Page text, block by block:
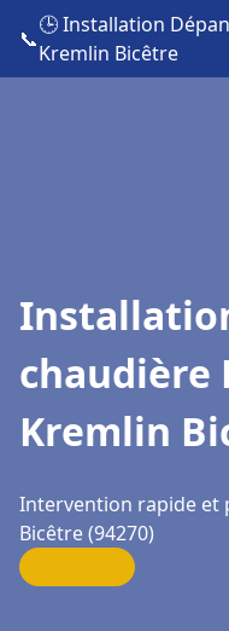
📞
🕒 Installation
Kremlin Bicêtre
chaudière
Kremlin
Intervention rapide et
Bicêtre (94270)